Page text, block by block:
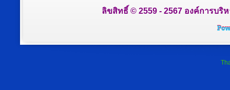
ลิขสิทธิ์ © 2559 - 2567 องค์การบริ